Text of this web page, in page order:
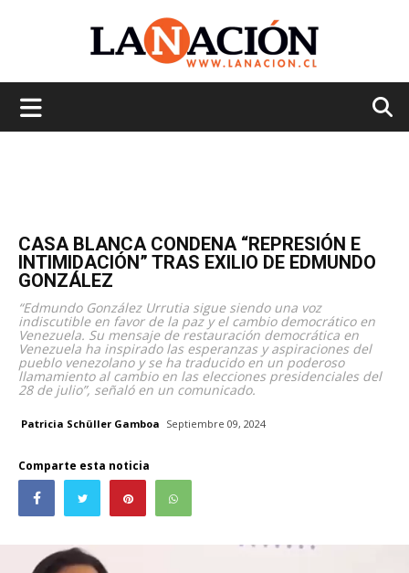
CASA BLANCA CONDENA “REPRESIÓN E
INTIMIDACIÓN” TRAS EXILIO DE EDMUNDO
GONZÁLEZ
“Edmundo González Urrutia sigue siendo una voz
indiscutible en favor de la paz y el cambio democrático en
Venezuela. Su mensaje de restauración democrática en
Venezuela ha inspirado las esperanzas y aspiraciones del
pueblo venezolano y se ha traducido en un poderoso
llamamiento al cambio en las elecciones presidenciales del
28 de julio”, señaló en un comunicado.
Patricia Schüller Gamboa Septiembre 09, 2024
Comparte esta noticia